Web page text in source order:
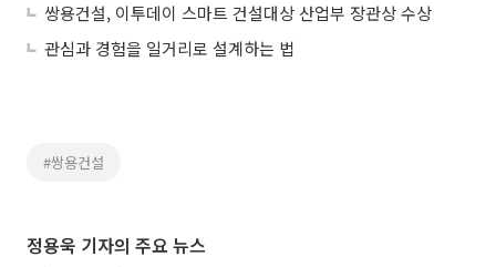
쌍용건설, 이투데이 스마트 건설대상 산업부 장관상 수상
관심과 경험을 일거리로 설계하는 법
#쌍용건설
정용욱 기자의 주요 뉴스